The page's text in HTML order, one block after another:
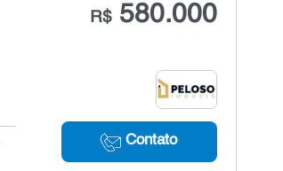
R$580.000
Contato